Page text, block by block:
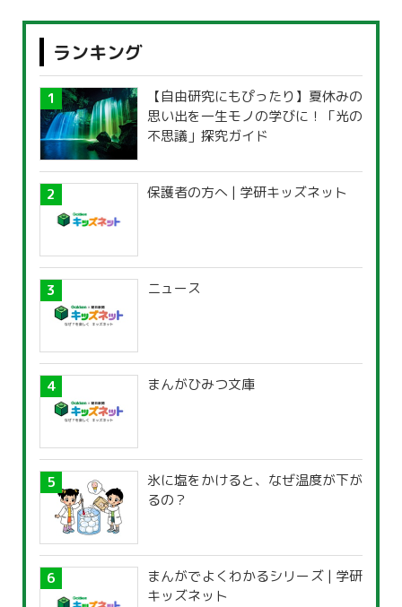
ランキング
【自由研究にもぴったり】夏休みの
思い出を一生モノの学びに！「光の
不思議」探究ガイド
保護者の方へ | 学研キッズネット
ニュース
まんがひみつ文庫
氷に塩をかけると、なぜ温度が下が
るの？
まんがでよくわかるシリーズ | 学研
キッズネット